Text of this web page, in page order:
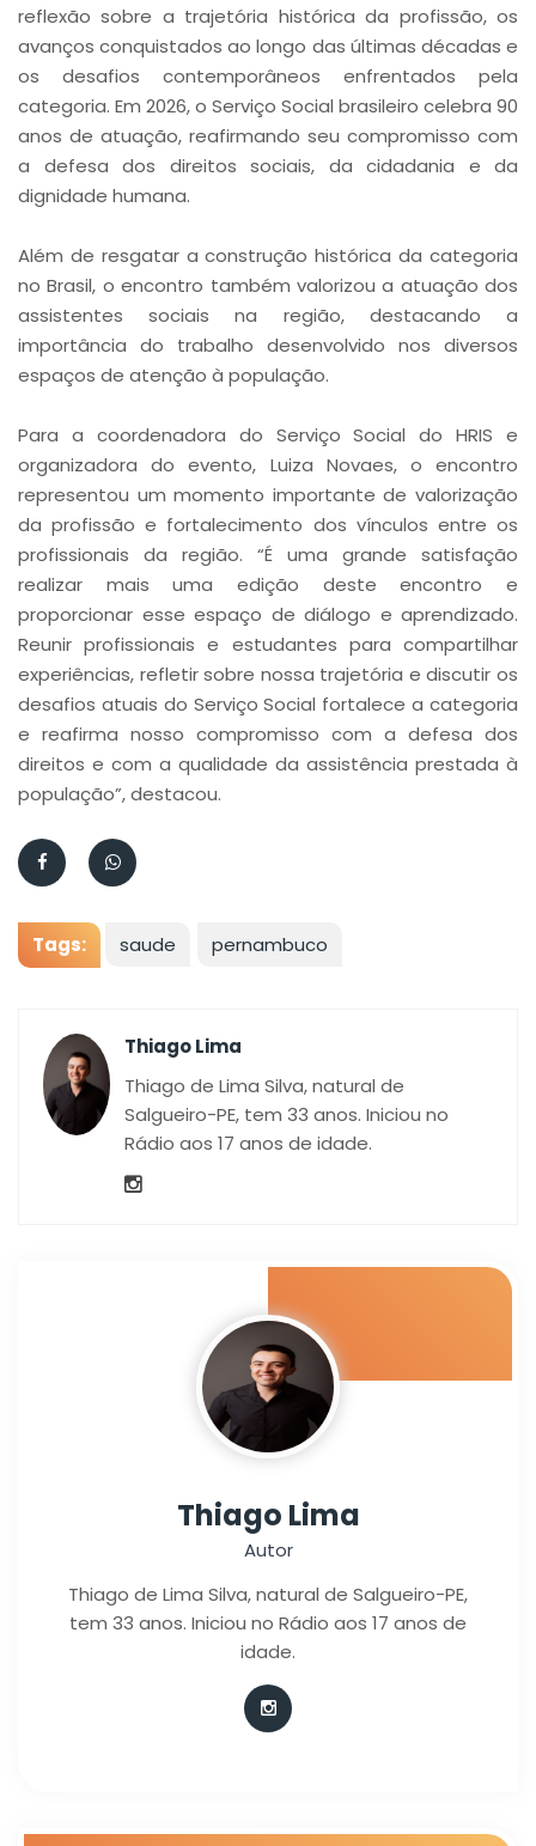
reflexão sobre a trajetória histórica da profissão, os
avanços conquistados ao longo das últimas décadas e
os desafios contemporâneos enfrentados pela
categoria. Em 2026, o Serviço Social brasileiro celebra 90
anos de atuação, reafirmando seu compromisso com
a defesa dos direitos sociais, da cidadania e da
dignidade humana.
Além de resgatar a construção histórica da categoria
no Brasil, o encontro também valorizou a atuação dos
assistentes sociais na região, destacando a
importância do trabalho desenvolvido nos diversos
espaços de atenção à população.
Para a coordenadora do Serviço Social do HRIS e
organizadora do evento, Luiza Novaes, o encontro
representou um momento importante de valorização
da profissão e fortalecimento dos vínculos entre os
profissionais da região. “É uma grande satisfação
realizar mais uma edição deste encontro e
proporcionar esse espaço de diálogo e aprendizado.
Reunir profissionais e estudantes para compartilhar
experiências, refletir sobre nossa trajetória e discutir os
desafios atuais do Serviço Social fortalece a categoria
e reafirma nosso compromisso com a defesa dos
direitos e com a qualidade da assistência prestada à
população”, destacou.
Tags: saude pernambuco
Thiago Lima
Thiago de Lima Silva, natural de
Salgueiro-PE, tem 33 anos. Iniciou no
Rádio aos 17 anos de idade.
Thiago Lima
Autor
Thiago de Lima Silva, natural de Salgueiro-PE,
tem 33 anos. Iniciou no Rádio aos 17 anos de
idade.